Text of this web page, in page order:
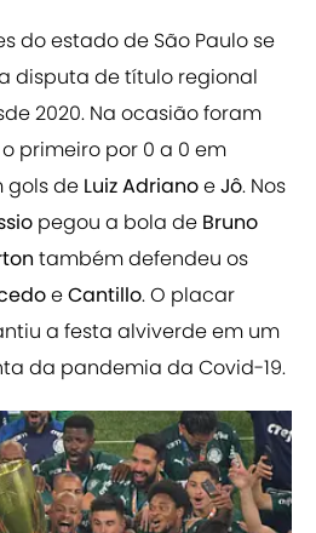
do estado de São Paulo se
disputa de título regional
2020. Na ocasião foram
primeiro por 0 a 0 em
gols de Luiz AdrianoeJô. Nos
pegou a bola de Bruno
também defendeu os
eCantillo. O placar
a festa alviverde em um
da pandemia da Covid-19.